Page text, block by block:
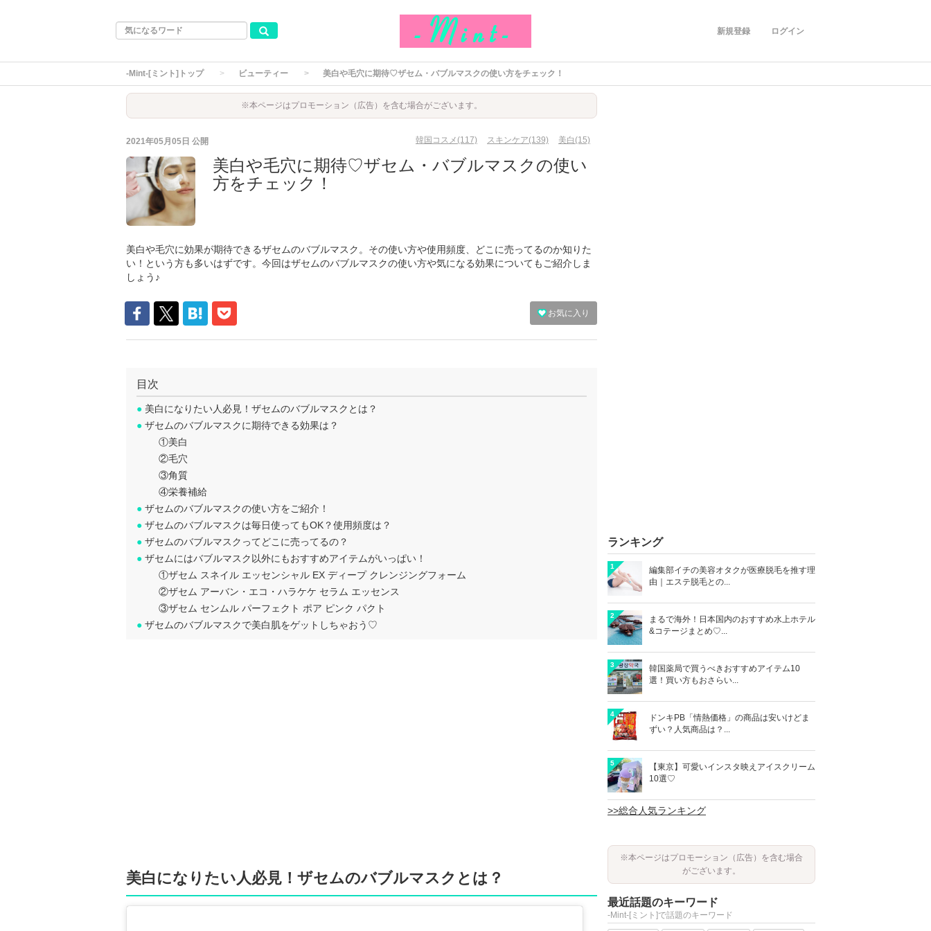
ログイン
新規登録
-Mint-[ミント]トップ ビューティー 美白や毛穴に期待♡ザセム・バブルマスクの使い方をチェック！
※本ページはプロモーション（広告）を含む場合がございます。
2021年05月05日 公開 韓国コスメ(117) スキンケア(139) 美白(15)
美白や毛穴に期待♡ザセム・バブルマスクの使い
方をチェック！
美白や毛穴に効果が期待できるザセムのバブルマスク。その使い方や使用頻度、どこに売ってるのか知りた
い！という方も多いはずです。今回はザセムのバブルマスクの使い方や気になる効果についてもご紹介しま
しょう♪
お気に入り
目次
● 美白になりたい人必見！ザセムのバブルマスクとは？
● ザセムのバブルマスクに期待できる効果は？
①美白
②毛穴
③角質
④栄養補給
● ザセムのバブルマスクの使い方をご紹介！
● ザセムのバブルマスクは毎日使ってもOK？使用頻度は？
● ザセムのバブルマスクってどこに売ってるの？
● ザセムにはバブルマスク以外にもおすすめアイテムがいっぱい！
①ザセム スネイル エッセンシャル EX ディープ クレンジングフォーム
②ザセム アーバン・エコ・ハラケケ セラム エッセンス
③ザセム センムル パーフェクト ポア ピンク パクト
● ザセムのバブルマスクで美白肌をゲットしちゃおう♡
美白になりたい人必見！ザセムのバブルマスクとは？
ランキング
1
編集部イチの美容オタクが医療脱毛を推す理
由｜エステ脱毛との...
2
まるで海外！日本国内のおすすめ水上ホテル
&コテージまとめ♡...
3
韓国薬局で買うべきおすすめアイテム10
選！買い方もおさらい...
4
ドンキPB「情熱価格」の商品は安いけどま
ずい？人気商品は？...
5
【東京】可愛いインスタ映えアイスクリーム
10選♡
>>総合人気ランキング
※本ページはプロモーション（広告）を含む場合
がございます。
最近話題のキーワード
-Mint-[ミント]で話題のキーワード